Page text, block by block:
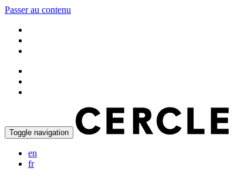
Passer au contenu
Toggle navigation
en
fr